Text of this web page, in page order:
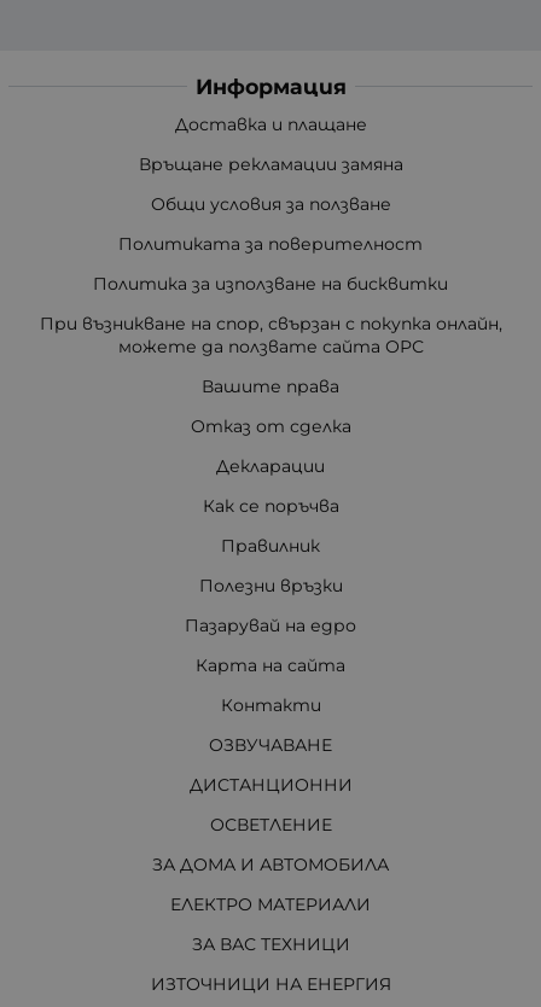
Информация
Доставка и плащане
Връщане рекламации замяна
Общи условия за ползване
Политиката за поверителност
Политика за използване на бисквитки
При възникване на спор, свързан с покупка онлайн,
можете да ползвате сайта ОРС
Вашите права
Отказ от сделка
Декларации
Как се поръчва
Правилник
Полезни връзки
Пазарувай на едро
Карта на сайта
Контакти
ОЗВУЧАВАНЕ
ДИСТАНЦИОННИ
ОСВЕТЛЕНИЕ
ЗА ДОМА И АВТОМОБИЛА
ЕЛЕКТРО МАТЕРИАЛИ
ЗА ВАС ТЕХНИЦИ
ИЗТОЧНИЦИ НА ЕНЕРГИЯ